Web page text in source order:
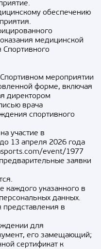
обеспечению
медицинской
мероприятии
форме, включая
директором
врача
спортивного
участие в
13 апреля 2026 года
event/1977
заявки
каждого указанного в
данных.
представления в
для
его замещающий;
сертификат к